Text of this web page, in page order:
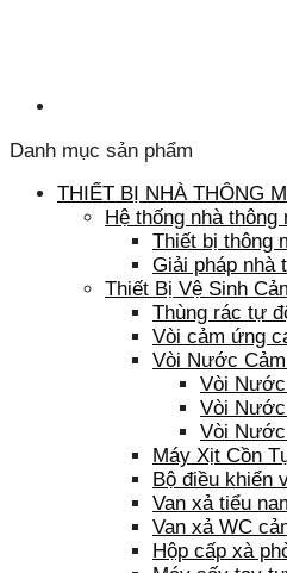
Danh mục sản phẩm
THIẾT BỊ NHÀ THÔNG
Hệ thống nhà thông
Thiết bị thông
Giải pháp nhà
Thiết Bị Vệ Sinh
Thùng rác tự
Vòi cảm ứng
Vòi Nước
Vòi
Vòi
Vòi
Máy Xịt Cồn
Bộ điều khiển
Van xả tiểu
Van xả WC
Hộp cấp xà